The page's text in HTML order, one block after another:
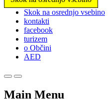
Prosimo,
upoštevajte:
spletno
mesto
vključuje
sistem
Skok na osrednjo vsebino
kontakti
facebook
turizem
o Občini
AED
Main Menu